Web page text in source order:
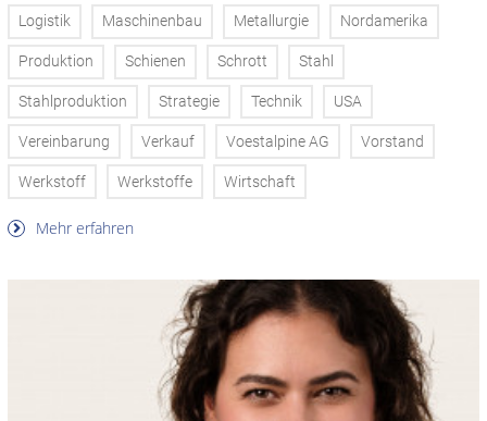
Logistik Maschinenbau Metallurgie Nordamerika
Produktion Schienen Schrott Stahl
Stahlproduktion Strategie Technik USA
Vereinbarung Verkauf Voestalpine AG Vorstand
Werkstoff Werkstoffe Wirtschaft
Mehr erfahren